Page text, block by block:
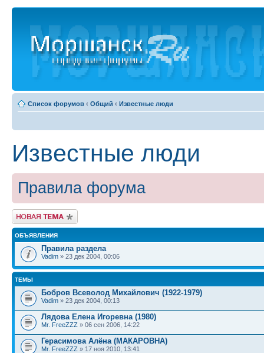
Список форумов ‹ Общий ‹ Известные люди
Известные люди
Правила форума
Новая тема
ОБЪЯВЛЕНИЯ
Правила раздела
Vadim » 23 дек 2004, 00:06
ТЕМЫ
Бобров Всеволод Михайлович (1922-1979)
Vadim » 23 дек 2004, 00:13
Лядова Елена Игоревна (1980)
Mr. FreeZZZ » 06 сен 2006, 14:22
Герасимова Алёна (МАКАРОВНА)
Mr. FreeZZZ » 17 ноя 2010, 13:41